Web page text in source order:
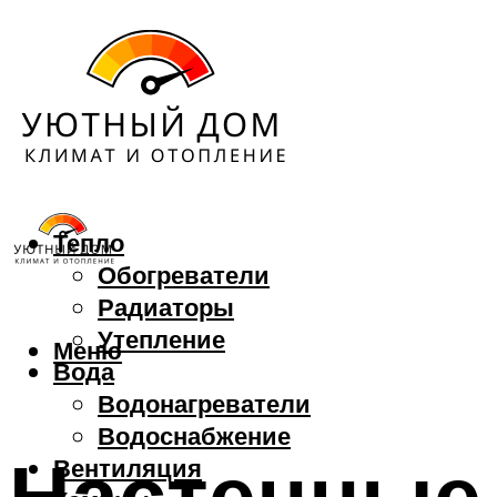
Тепло
Обогреватели
Радиаторы
Утепление
Вода
Водонагреватели
Водоснабжение
Вентиляция
Меню